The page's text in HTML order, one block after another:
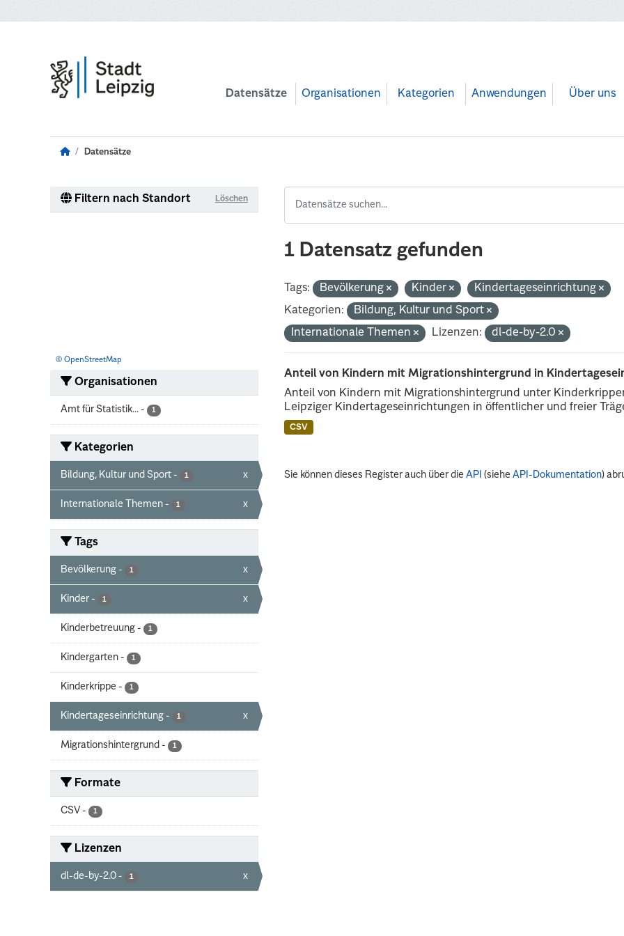
Datensätze Organisationen Kategorien Anwendungen Über uns
Datensätze
Filtern nach Standort Löschen
© OpenStreetMap
Organisationen
Amt für Statistik... - 1
Kategorien
Bildung, Kultur und Sport - 1 x
Internationale Themen - 1 x
Tags
Bevölkerung - 1 x
Kinder - 1 x
Kinderbetreuung - 1
Kindergarten - 1
Kinderkrippe - 1
Kindertageseinrichtung - 1 x
Migrationshintergrund - 1
Formate
CSV - 1
Lizenzen
dl-de-by-2.0 - 1 x
1 Datensatz gefunden
Tags: Bevölkerung Kinder
Kindertageseinrichtung
Kategorien:
Bildung, Kultur und Sport
Internationale Themen
Lizenzen: dl-de-by-2.0
Anteil von Kindern mit Migrationshintergrund in
Anteil von Kindern mit Migrationshintergrund unter
Leipziger Kindertageseinrichtungen in öffentlicher und freier
CSV
Sie können dieses Register auch über dieAPI (sieheAPI-Dokumentation)